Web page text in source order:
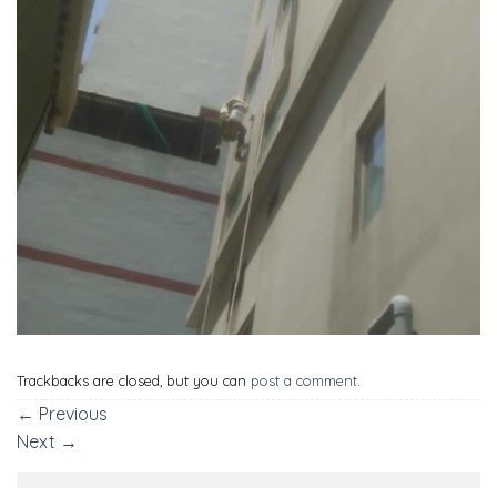
Trackbacks are closed, but you can post a comment
← Previous
Next →